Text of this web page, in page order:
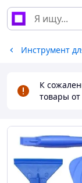
Инструмент
К
товары